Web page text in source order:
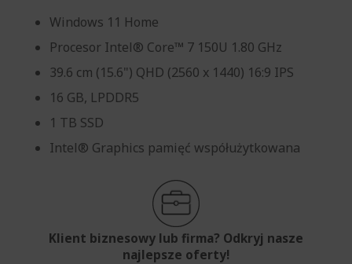
Windows 11 Home
Procesor Intel® Core™ 7 150U 1.80 GHz
39.6 cm (15.6") QHD (2560 x 1440) 16:9 IPS
16 GB, LPDDR5
1 TB SSD
Intel® Graphics pamięć współużytkowana
Klient biznesowy lub firma? Odkryj nasze
najlepsze oferty!